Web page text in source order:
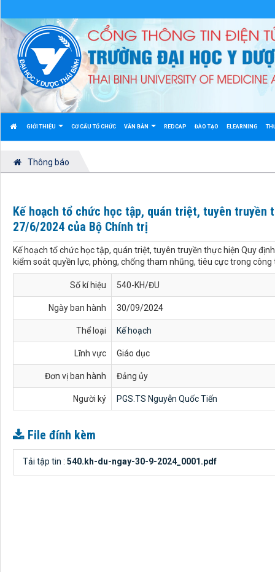
GIỚI THIỆU CƠ CẤU TỔ CHỨC VĂN BẢN REDCAP ĐÀO TẠO ELEARNING
Thông báo
Kế hoạch tổ chức học tập, quán triệt, tuyên truyền
27/6/2024 của Bộ Chính trị
Kế hoạch tổ chức học tập, quán triệt, tuyên truyền thực hiện Quy
kiểm soát quyền lực, phòng, chống tham nhũng, tiêu cực trong
Số kí hiệu 540-KH/ĐU
Ngày ban hành 30/09/2024
Thể loại Kế hoạch
Lĩnh vực Giáo dục
Đơn vị ban hành Đảng ủy
Người ký PGS.TS Nguyễn Quốc Tiến
File đính kèm
Tải tập tin : 540.kh-du-ngay-30-9-2024_0001.pdf